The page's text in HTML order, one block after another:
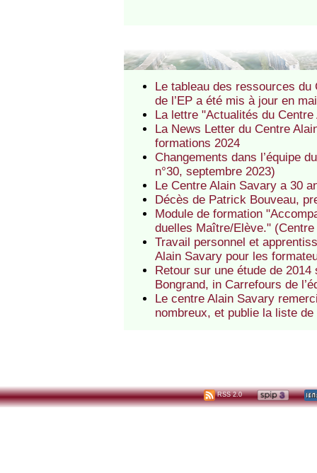
Le tableau des ressources
de l’EP a été mis à jour en
La lettre "Actualités du
La News Letter du Centre
formations 2024
Changements dans l’équipe
n°30, septembre 2023)
Le Centre Alain Savary a 30
Décès de Patrick Bouveau,
Module de formation
duelles Maître/Elève."
Travail personnel et
Alain Savary pour les
Retour sur une étude de
Bongrand, in Carrefours de
Le centre Alain Savary
nombreux, et publie la liste
RSS 2.0